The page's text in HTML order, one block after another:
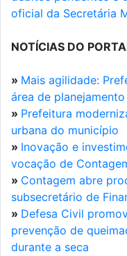
oficial da Secretária
NOTÍCIAS DO
» Mais agilidade:
área de
» Prefeitura
urbana do município
» Inovação e
vocação de
» Contagem abre
subsecretário de
» Defesa Civil
prevenção de
durante a seca